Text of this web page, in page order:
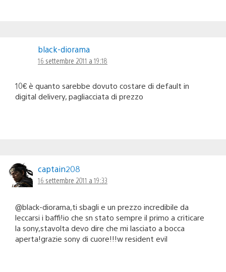
black-diorama
16 settembre 2011 a 19:18
10€ è quanto sarebbe dovuto costare di default in
digital delivery, pagliacciata di prezzo
captain208
16 settembre 2011 a 19:33
@black-diorama,ti sbagli e un prezzo incredibile da
leccarsi i baffi!io che sn stato sempre il primo a criticare
la sony,stavolta devo dire che mi lasciato a bocca
aperta!grazie sony di cuore!!!w resident evil